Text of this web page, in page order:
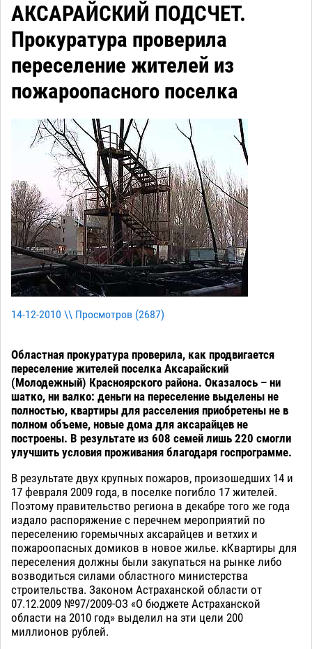
АКСАРАЙСКИЙ ПОДСЧЕТ.
Прокуратура проверила
переселение жителей из
пожароопасного поселка
14-12-2010 \\ Просмотров (2687)
Областная прокуратура проверила, как продвигается
переселение жителей поселка Аксарайский
(Молодежный) Красноярского района. Оказалось – ни
шатко, ни валко: деньги на переселение выделены не
полностью, квартиры для расселения приобретены не в
полном объеме, новые дома для аксарайцев не
построены. В результате из 608 семей лишь 220 смогли
улучшить условия проживания благодаря госпрограмме.
В результате двух крупных пожаров, произошедших 14 и
17 февраля 2009 года, в поселке погибло 17 жителей.
Поэтому правительство региона в декабре того же года
издало распоряжение с перечнем мероприятий по
переселению горемычных аксарайцев и ветхих и
пожароопасных домиков в новое жилье. кКвартиры для
переселения должны были закупаться на рынке либо
возводиться силами областного министерства
строительства. Законом Астраханской области от
07.12.2009 №97/2009-ОЗ «О бюджете Астраханской
области на 2010 год» выделил на эти цели 200
миллионов рублей.